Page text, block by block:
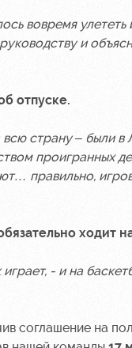
вовремя улететь
и
отпуске.
страну – были
проигранных
правильно,
ходит
- и на
соглашение на